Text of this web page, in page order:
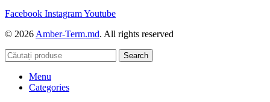
Facebook InstagramYoutube
© 2026 Amber-Term.md. All rights reserved
Search
Menu
Categories